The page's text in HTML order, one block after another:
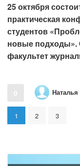
25 октября
практическая
студентов
новые подходы».
факультет
0
1 2 3